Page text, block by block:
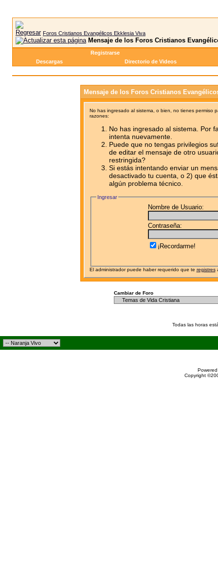
Foros Cristianos Evangélicos Ekklesia Viva
Mensaje de los Foros Cristianos
Registrarse
Descargas
Directorio de Videos
Mensaje de los Foros Cristianos
No has ingresado al sistema, o bien, no tienes permiso
razones:
No has ingresado al sistema. Por
intenta nuevamente.
Puede que no tengas privilegios
de editar el mensaje de otro
restringida?
Si estás intentando enviar un
desactivado tu cuenta, o 2) que
algún problema técnico.
Ingresar
Nombre de Usuario:
Contraseña:
¡Recordarme!
El administrador puede haber requerido que te registres
Cambiar de Foro
Todas las horas
Copyright